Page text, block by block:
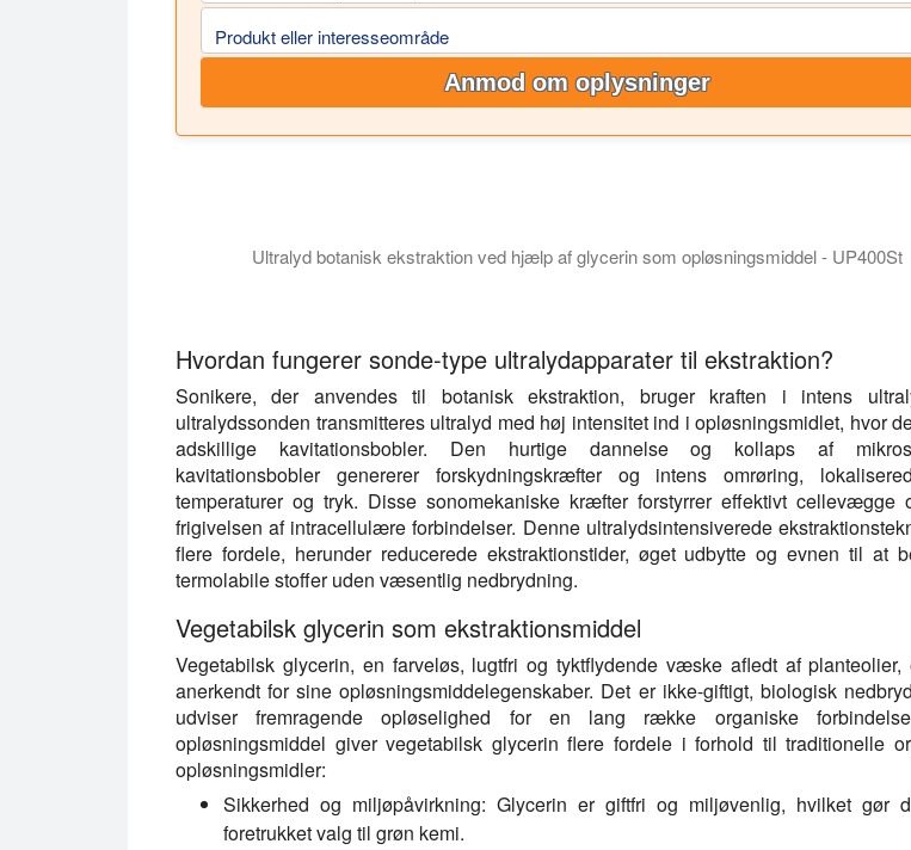
Produkt eller interesseområde
Anmod om oplysninger
Ultralyd botanisk ekstraktion ved hjælp af glycerin som opløsningsmiddel - UP400St
I denne video demonstrerer vi dig fordelene ved at udvinde potente bioaktive
Vegetabilsk glycerin er et ideelt ekstraktionsopløsningsmiddel på grund af dets
Hvordan fungerer sonde-type ultralydapparater til ekstraktion?
Sonikere, der anvendes til botanisk ekstraktion, bruger kraften i intens
ultralydssonden transmitteres ultralyd med høj intensitet ind i opløsningsmidlet, hvor
adskillige kavitationsbobler. Den hurtige dannelse og kollaps af
kavitationsbobler genererer forskydningskræfter og intens omrøring,
temperaturer og tryk. Disse sonomekaniske kræfter forstyrrer effektivt cellevægge
frigivelsen af intracellulære forbindelser. Denne ultralydsintensiverede
flere fordele, herunder reducerede ekstraktionstider, øget udbytte og evnen til at
termolabile stoffer uden væsentlig nedbrydning.
Vegetabilsk glycerin som ekstraktionsmiddel
Vegetabilsk glycerin, en farveløs, lugtfri og tyktflydende væske afledt af planteolier,
anerkendt for sine opløsningsmiddelegenskaber. Det er ikke-giftigt, biologisk
udviser fremragende opløselighed for en lang række organiske
opløsningsmiddel giver vegetabilsk glycerin flere fordele i forhold til traditionelle
opløsningsmidler:
Sikkerhed og miljøpåvirkning: Glycerin er giftfri og miljøvenlig, hvilket gør
foretrukket valg til grøn kemi.